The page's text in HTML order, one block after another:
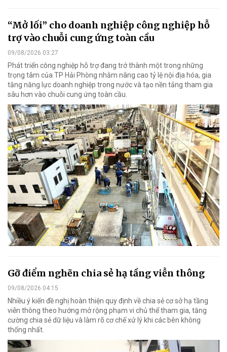
“Mở lối” cho doanh nghiệp công nghiệp hỗ
trợ vào chuỗi cung ứng toàn cầu
09/08/2026 03:27
Phát triển công nghiệp hỗ trợ đang trở thành một trong những
trọng tâm của TP Hải Phòng nhằm nâng cao tỷ lệ nội địa hóa, gia
tăng năng lực doanh nghiệp trong nước và tạo nền tảng tham gia
sâu hơn vào chuỗi cung ứng toàn cầu.
Gỡ điểm nghẽn chia sẻ hạ tầng viễn thông
09/08/2026 04:15
Nhiều ý kiến đề nghị hoàn thiện quy định về chia sẻ cơ sở hạ tầng
viễn thông theo hướng mở rộng phạm vi chủ thể tham gia, tăng
cường chia sẻ dữ liệu và làm rõ cơ chế xử lý khi các bên không
thống nhất.